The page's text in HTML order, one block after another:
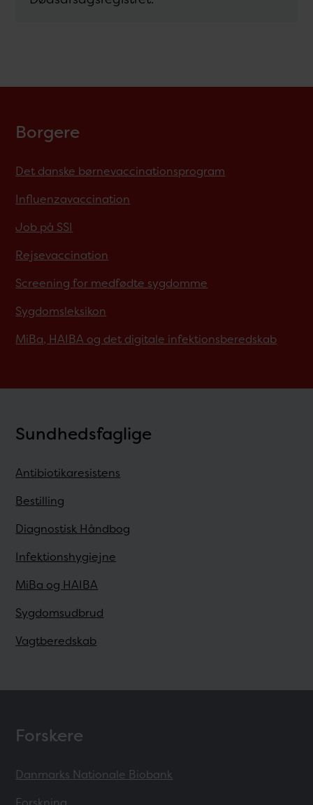
Borgere
Det danske børnevaccinationsprogram
Influenzavaccination
Job på SSI
Rejsevaccination
Screening for medfødte sygdomme
Sygdomsleksikon
MiBa, HAIBA og det digitale infektionsberedskab
Sundhedsfaglige
Antibiotikaresistens
Bestilling
Diagnostisk Håndbog
Infektionshygiejne
MiBa og HAIBA
Sygdomsudbrud
Vagtberedskab
Forskere
Danmarks Nationale Biobank